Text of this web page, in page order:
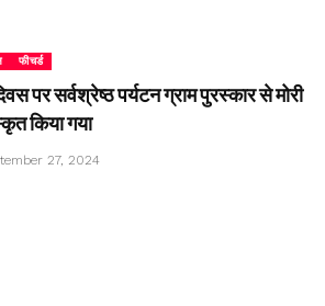
फीचर्ड
पर सर्वश्रेष्ठ पर्यटन ग्राम पुरस्कार से मोरी
किया गया
27, 2024